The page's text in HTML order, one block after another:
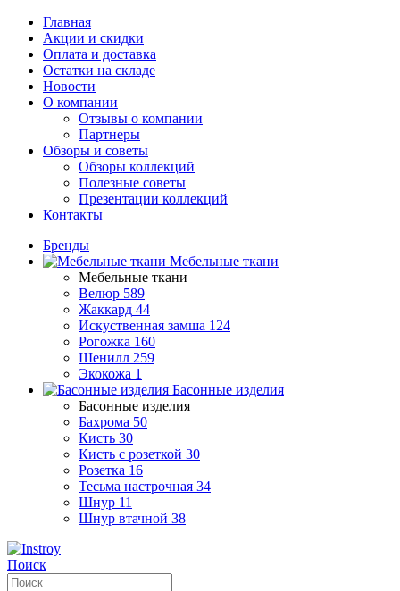
Главная
Акции и скидки
Оплата и доставка
Остатки на складе
Новости
О компании
Отзывы о компании
Партнеры
Обзоры и советы
Обзоры коллекций
Полезные советы
Презентации коллекций
Контакты
Бренды
Мебельные ткани
Мебельные ткани
Велюр 589
Жаккард 44
Искуственная замша 124
Рогожка 160
Шенилл 259
Экокожа 1
Басонные изделия
Басонные изделия
Бахрома 50
Кисть 30
Кисть с розеткой 30
Розетка 16
Тесьма настрочная 34
Шнур 11
Шнур втачной 38
Поиск